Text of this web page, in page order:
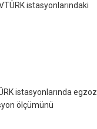
istasyonlarındaki
istasyonlarında egzoz
ölçümünü